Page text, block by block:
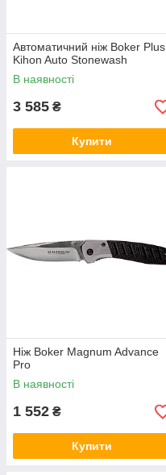
Автоматичний ніж Boker Plus
Kihon Auto Stonewash
В наявності
3 585 ₴
Купити
Ніж Boker Magnum Advance
Pro
В наявності
1 552 ₴
Купити